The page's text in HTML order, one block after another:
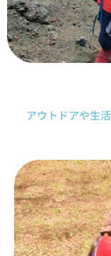
アウトドアや生